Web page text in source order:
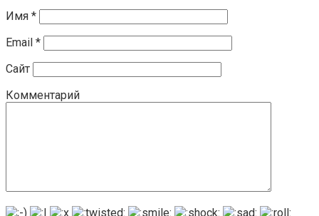
Имя *
Email *
Сайт
Комментарий